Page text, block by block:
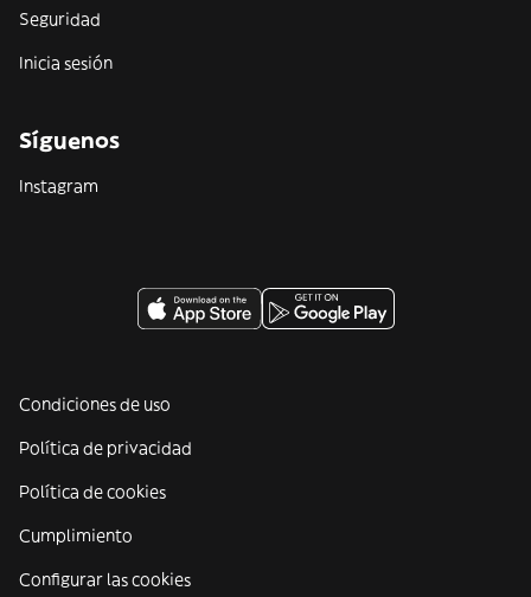
Seguridad
Inicia sesión
Síguenos
Instagram
Condiciones de uso
Política de privacidad
Política de cookies
Cumplimiento
Configurar las cookies